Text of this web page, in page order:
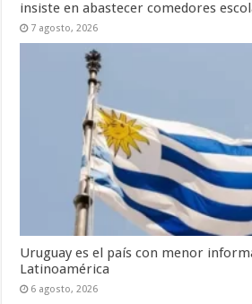
insiste en abastecer comedores
7 agosto, 2026
Uruguay es el país con menor
Latinoamérica
6 agosto, 2026